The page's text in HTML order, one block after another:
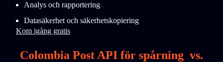
Analys och rapportering
Datasäkerhet och säkerhetskopiering
Kom igång gratis
Colombia Post API för spårning vs.